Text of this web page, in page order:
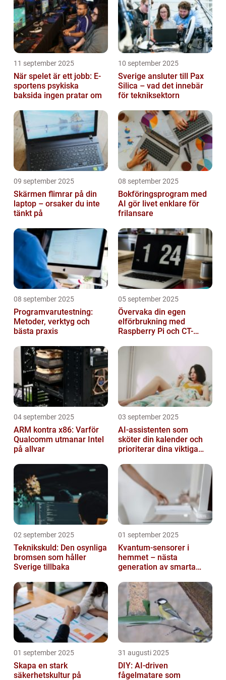
11 september 2025
När spelet är ett jobb: E-
sportens psykiska
baksida ingen pratar om
10 september 2025
Sverige ansluter till Pax
Silica – vad det innebär
för tekniksektorn
09 september 2025
Skärmen flimrar på din
laptop – orsaker du inte
tänkt på
08 september 2025
Bokföringsprogram med
AI gör livet enklare för
frilansare
08 september 2025
Programvarutestning:
Metoder, verktyg och
bästa praxis
05 september 2025
Övervaka din egen
elförbrukning med
Raspberry Pi och CT-
04 september 2025
ARM kontra x86: Varför
Qualcomm utmanar Intel
på allvar
03 september 2025
AI-assistenten som
sköter din kalender och
prioriterar dina viktiga
02 september 2025
Teknikskuld: Den osynliga
bromsen som håller
Sverige tillbaka
01 september 2025
Kvantum-sensorer i
hemmet – nästa
generation av smarta
01 september 2025
Skapa en stark
säkerhetskultur på
31 augusti 2025
DIY: AI-driven
fågelmatare som